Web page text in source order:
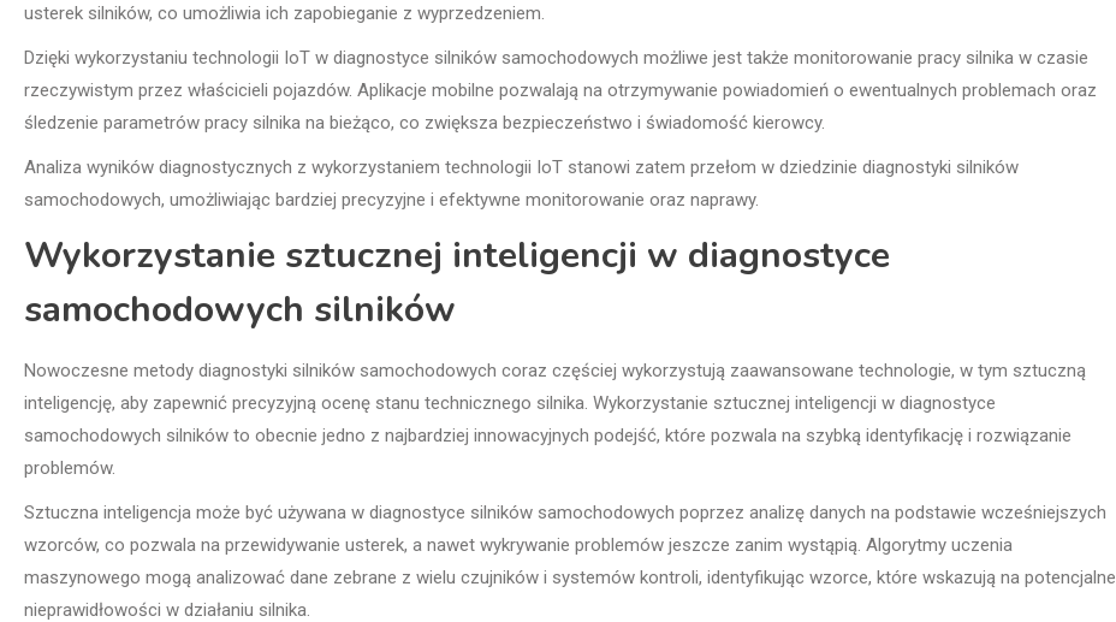
usterek silników, co umożliwia ich zapobieganie z wyprzedzeniem.
Dzięki wykorzystaniu technologii IoT w diagnostyce silników samochodowych możliwe jest także monitorowanie pracy silnika w czasie
rzeczywistym przez właścicieli pojazdów. Aplikacje mobilne pozwalają na otrzymywanie powiadomień o ewentualnych problemach oraz
śledzenie parametrów pracy silnika na bieżąco, co zwiększa bezpieczeństwo i świadomość kierowcy.
Analiza wyników diagnostycznych z wykorzystaniem technologii IoT stanowi zatem przełom w dziedzinie diagnostyki silników
samochodowych, umożliwiając bardziej precyzyjne i efektywne monitorowanie oraz naprawy.
Wykorzystanie sztucznej inteligencji w diagnostyce
samochodowych silników
Nowoczesne metody diagnostyki silników samochodowych coraz częściej wykorzystują zaawansowane technologie, w tym sztuczną
inteligencję, aby zapewnić precyzyjną ocenę stanu technicznego silnika. Wykorzystanie sztucznej inteligencji w diagnostyce
samochodowych silników to obecnie jedno z najbardziej innowacyjnych podejść, które pozwala na szybką identyfikację i rozwiązanie
problemów.
Sztuczna inteligencja może być używana w diagnostyce silników samochodowych poprzez analizę danych na podstawie wcześniejszych
wzorców, co pozwala na przewidywanie usterek, a nawet wykrywanie problemów jeszcze zanim wystąpią. Algorytmy uczenia
maszynowego mogą analizować dane zebrane z wielu czujników i systemów kontroli, identyfikując wzorce, które wskazują na potencjalne
nieprawidłowości w działaniu silnika.